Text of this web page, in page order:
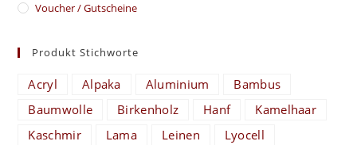
Voucher / Gutscheine
Produkt Stichworte
Acryl Alpaka Aluminium
Bambus
Baumwolle
Birkenholz Hanf
Kamelhaar
Kaschmir
Lama Leinen
Lyocell